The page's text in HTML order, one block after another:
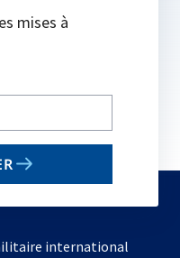
mises à
international